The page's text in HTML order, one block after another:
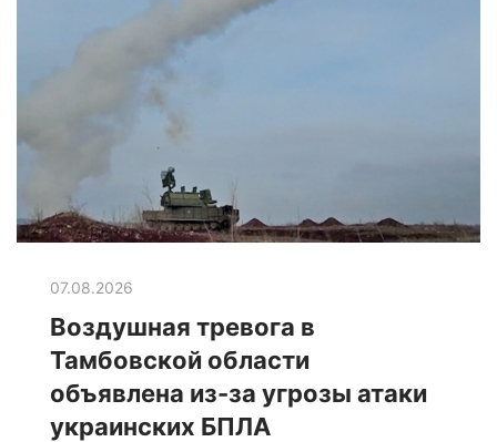
07.08.2026
Воздушная тревога в
Тамбовской области
объявлена из-за угрозы атаки
украинских БПЛА